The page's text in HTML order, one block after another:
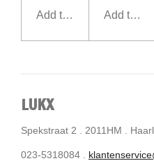
Add to cart Add to cart
LUKX
Spekstraat 2 . 2011HM .
023-5318084 .